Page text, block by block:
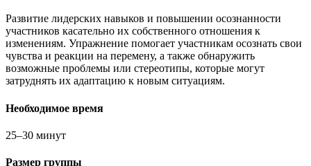
Развитие лидерских навыков и повышении осознанности
участников касательно их собственного отношения к
изменениям. Упражнение помогает участникам осознать свои
чувства и реакции на перемену, а также обнаружить
возможные проблемы или стереотипы, которые могут
затруднять их адаптацию к новым ситуациям.
Необходимое время
25–30 минут
Размер группы